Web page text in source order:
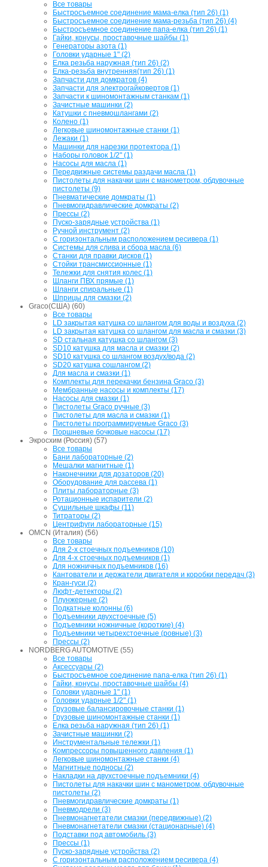
Все товары
Быстросъемное соединение мама-елка (тип 26) (1)
Быстросъемное соединение мама-резьба (тип 26) (4)
Быстросъемное соединение папа-елка (тип 26) (1)
Гайки, конусы, проставочные шайбы (1)
Генераторы азота (1)
Головки ударные 1" (2)
Елка резьба наружная (тип 26) (2)
Елка-резьба внутренняя(тип 26) (1)
Запчасти для домкратов (4)
Запчасти для электрогайковертов (1)
Запчасти к шиномонтажным станкам (1)
Зачистные машинки (2)
Катушки с пневмошлангами (2)
Колено (1)
Легковые шиномонтажные станки (1)
Лежаки (1)
Машинки для нарезки протектора (1)
Наборы головок 1/2" (1)
Насосы для масла (1)
Передвижные системы раздачи масла (1)
Пистолеты для накачки шин с манометром, обдувочные
пистолеты (9)
Пневматические домкраты (1)
Пневмогидравлические домкраты (2)
Прессы (2)
Пуско-зарядные устройства (1)
Ручной инструмент (2)
С горизонтальным расположением ресивера (1)
Системы для слива и сбора масла (6)
Станки для правки дисков (1)
Стойки трансмиссионные (1)
Тележки для снятия колес (1)
Шланги ПВХ прямые (1)
Шланги спиральные (1)
Шприцы для смазки (2)
Graco(США) (60)
Все товары
LD закрытая катушка со шлангом для воды и воздуха (2)
LD закрытая катушка со шлангом для масла и смазки (3)
SD стальная катушка со шлангом (3)
SD10 катушка для масла и смазки (2)
SD10 катушка со шлангом воздух/вода (2)
SD20 катушка сошлангом (2)
Для масла и смазки (1)
Комплекты для перекачки бензина Graco (3)
Мембранные насосы и комплекты (17)
Насосы для смазки (1)
Пистолеты Graco ручные (3)
Пистолеты для масла и смазки (1)
Пистолеты программируемые Graco (3)
Поршневые бочковые насосы (17)
Экросхим (Россия) (57)
Все товары
Бани лабораторные (2)
Мешалки магнитные (1)
Наконечники для дозаторов (20)
Оборудование для рассева (1)
Плиты лабораторные (3)
Ротационные испарители (2)
Сушильные шкафы (11)
Титраторы (2)
Центрифуги лабораторные (15)
OMCN (Италия) (56)
Все товары
Для 2-х стоечных подъемников (10)
Для 4-х стоечных подъемников (1)
Для ножничных подъемников (16)
Кантователи и держатели двигателя и коробки передач (3)
Кран-гуси (2)
Люфт-детекторы (2)
Плунжерные (2)
Подкатные колонны (6)
Подъемники двухстоечные (5)
Подъемники ножничные (короткие) (4)
Подъемники четырехстоечные (ровные) (3)
Прессы (2)
NORDBERG AUTOMOTIVE (55)
Все товары
Аксессуары (2)
Быстросъемное соединение папа-елка (тип 26) (1)
Гайки, конусы, проставочные шайбы (4)
Головки ударные 1" (1)
Головки ударные 1/2" (1)
Грузовые балансировочные станки (1)
Грузовые шиномонтажные станки (1)
Елка резьба наружная (тип 26) (1)
Зачистные машинки (2)
Инструментальные тележки (1)
Компрессоры повышенного давления (1)
Легковые шиномонтажные станки (4)
Магнитные подносы (2)
Накладки на двухстоечные подъемники (4)
Пистолеты для накачки шин с манометром, обдувочные
пистолеты (2)
Пневмогидравлические домкраты (1)
Пневмодрели (3)
Пневмонагнетатели смазки (передвижные) (2)
Пневмонагнетатели смазки (стационарные) (4)
Подставки под автомобиль (3)
Прессы (1)
Пуско-зарядные устройства (2)
С горизонтальным расположением ресивера (4)